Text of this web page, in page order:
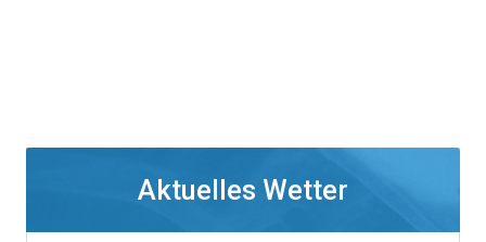
Aktuelles Wetter